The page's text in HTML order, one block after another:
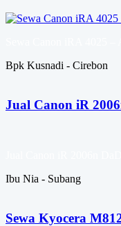
Bpk Kusnadi - Cirebon
Jual Canon iR
Ibu Nia - Subang
Sewa Kyocera